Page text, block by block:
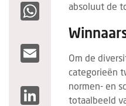
WhatsApp
LinkedIn
absoluut de
Om de
categorieën
normen- en
totaalbeeld